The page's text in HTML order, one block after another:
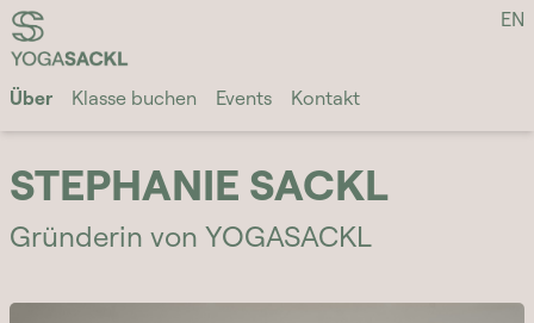
YOGASACKL
Über Klasse buchen Events Kontakt
EN
STEPHANIE SACKL
Gründerin von YOGASACKL